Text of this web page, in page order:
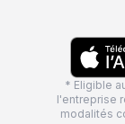
* Eligible
l'entreprise
modalités